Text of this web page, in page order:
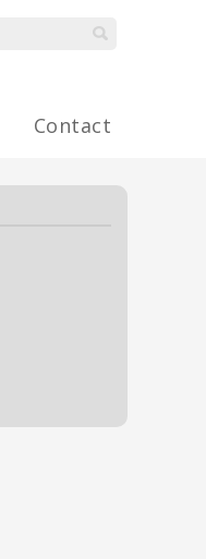
Contact